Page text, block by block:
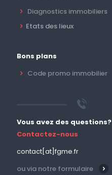
Diagnostics immobiliers
Etats des lieux
Bons plans
Code promo immobilier
Vous avez des questions?
Contactez-nous
contact[at]fgme.fr
ou via notre formulaire